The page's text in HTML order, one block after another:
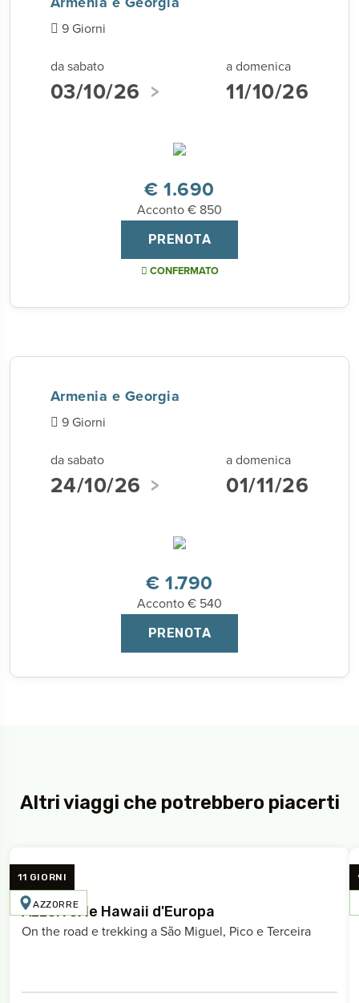
9 Giorni
da sabato
03/10/26
a domenica
11/10/26
€ 1.690
Acconto € 850
PRENOTA
CONFERMATO
Armenia e Georgia
9 Giorni
da sabato
24/10/26
a domenica
01/11/26
€ 1.790
Acconto € 540
PRENOTA
Altri viaggi che potrebbero piacerti
11 GIORNI
AZZORRE
Azzorre: le Hawaii d'Europa
On the road e trekking a São Miguel, Pico e Terceira